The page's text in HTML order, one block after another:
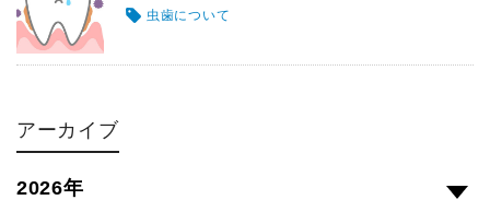
虫歯について
アーカイブ
2026年